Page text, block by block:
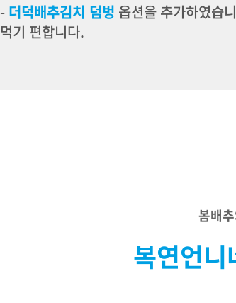
- 더덕배추김치 덤벙 옵션을 추가하였습
먹기 편합니다.
봄배
복연언니